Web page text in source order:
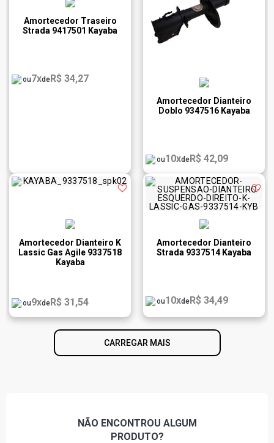
Amortecedor Traseiro
Strada 9417501 Kayaba
ou7xdeR$ 34,27
Amortecedor Dianteiro
Doblo 9347516 Kayaba
ou10xdeR$ 42,09
Amortecedor Dianteiro K
Lassic Gas Agile 9337518
Kayaba
ou9xdeR$ 31,54
Amortecedor Dianteiro
Strada 9337514 Kayaba
ou10xdeR$ 34,49
CARREGAR MAIS
NÃO ENCONTROU ALGUM
PRODUTO?